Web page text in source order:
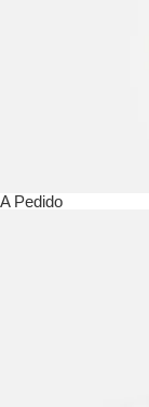
A Pedido